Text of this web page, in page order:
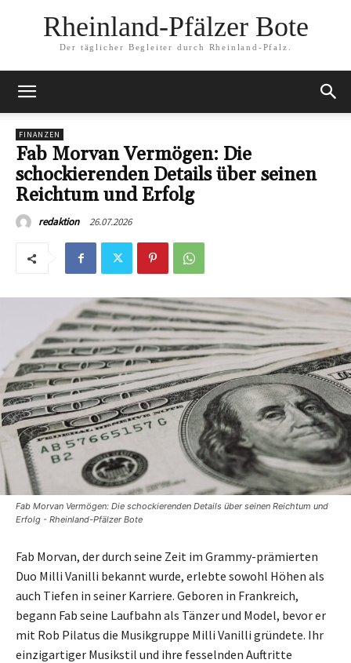
Rheinland-Pfälzer Bote
Der täglicher Begleiter durch Rheinland-Pfalz.
FINANZEN
Fab Morvan Vermögen: Die
schockierenden Details über seinen
Reichtum und Erfolg
redaktion 26.07.2026
Fab Morvan Vermögen: Die schockierenden Details über seinen Reichtum und
Erfolg - Rheinland-Pfälzer Bote
Fab Morvan, der durch seine Zeit im Grammy-prämierten
Duo Milli Vanilli bekannt wurde, erlebte sowohl Höhen als
auch Tiefen in seiner Karriere. Geboren in Frankreich,
begann Fab seine Laufbahn als Tänzer und Model, bevor er
mit Rob Pilatus die Musikgruppe Milli Vanilli gründete. Ihr
einzigartiger Musikstil und ihre fesselnden Auftritte